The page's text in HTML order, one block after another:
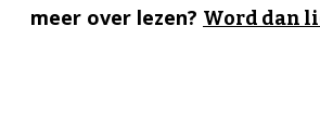
meer over lezen? Word dan